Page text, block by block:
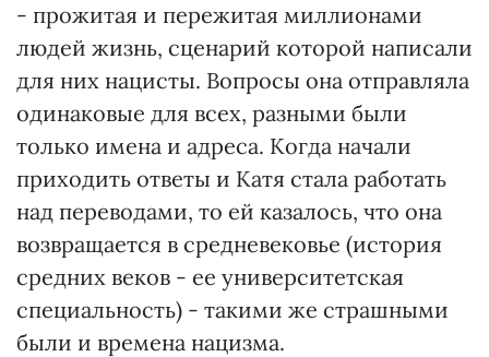
- прожитая и пережитая миллионами
людей жизнь, сценарий которой написали
для них нацисты. Вопросы она отправляла
одинаковые для всех, разными были
только имена и адреса. Когда начали
приходить ответы и Катя стала работать
над переводами, то ей казалось, что она
возвращается в средневековье (история
средних веков - ее университетская
специальность) - такими же страшными
были и времена нацизма.